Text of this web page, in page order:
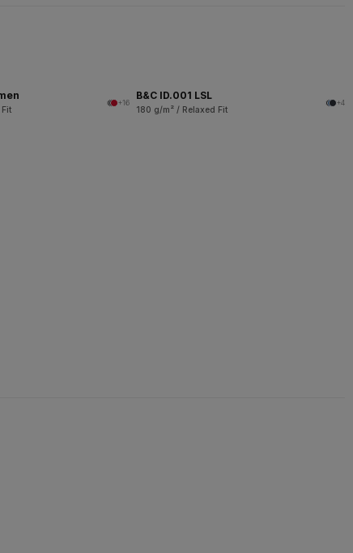
+16
B&C ID.001 LSL
180 g/m² / Relaxed Fit
+4